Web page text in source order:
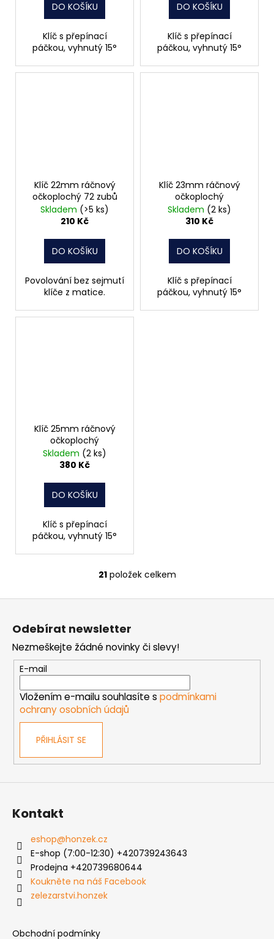
DO KOŠÍKU
Klíč s přepínací
páčkou, vyhnutý 15°
DO KOŠÍKU
Klíč s přepínací
páčkou, vyhnutý 15°
Klíč 22mm ráčnový
očkoplochý 72 zubů
Skladem (>5 ks)
210 Kč
DO KOŠÍKU
Povolování bez sejmutí
klíče z matice.
Klíč 23mm ráčnový
očkoplochý
Skladem (2 ks)
310 Kč
DO KOŠÍKU
Klíč s přepínací
páčkou, vyhnutý 15°
Klíč 25mm ráčnový
očkoplochý
Skladem (2 ks)
380 Kč
DO KOŠÍKU
Klíč s přepínací
páčkou, vyhnutý 15°
O
v
a
c
í
p
r
ý
p
21položek celkem
Z
Odebírat newsletter
Nezmeškejte žádné novinky či slevy!
E-mail
Vložením e-mailu souhlasíte s podmínkami
ochrany osobních údajů
PŘIHLÁSIT SE
Kontakt
eshop@honzek.cz
E-shop (7:00-12:30) +420739243643
Prodejna +420739680644
Koukněte na náš Facebook
zelezarstvi.honzek
Obchodní podmínky